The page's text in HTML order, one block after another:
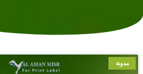
مدونة